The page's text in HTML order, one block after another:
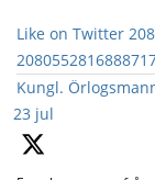
Like on Twitter
Kungl.
23 jul